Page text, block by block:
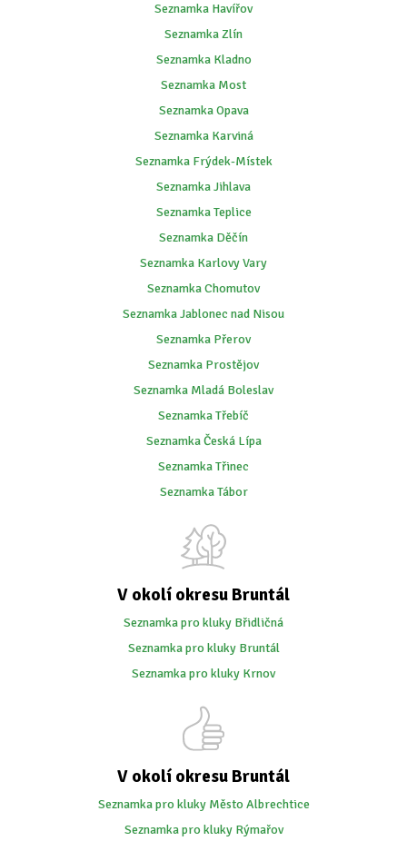
Seznamka Havířov
Seznamka Zlín
Seznamka Kladno
Seznamka Most
Seznamka Opava
Seznamka Karviná
Seznamka Frýdek-Místek
Seznamka Jihlava
Seznamka Teplice
Seznamka Děčín
Seznamka Karlovy Vary
Seznamka Chomutov
Seznamka Jablonec nad Nisou
Seznamka Přerov
Seznamka Prostějov
Seznamka Mladá Boleslav
Seznamka Třebíč
Seznamka Česká Lípa
Seznamka Třinec
Seznamka Tábor
V okolí okresu Bruntál
Seznamka pro kluky Břidličná
Seznamka pro kluky Bruntál
Seznamka pro kluky Krnov
V okolí okresu Bruntál
Seznamka pro kluky Město Albrechtice
Seznamka pro kluky Rýmařov